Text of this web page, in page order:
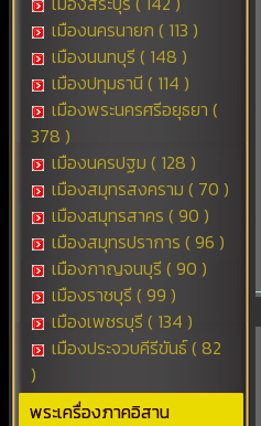
เมืองนครนายก ( 113 )
เมืองนนทบุรี ( 148 )
เมืองปทุมธานี ( 114 )
เมืองพระนครศรีอยุธยา (
378 )
เมืองนครปฐม ( 128 )
เมืองสมุทรสงคราม ( 70 )
เมืองสมุทรสาคร ( 90 )
เมืองสมุทรปราการ ( 96 )
เมืองกาญจนบุรี ( 90 )
เมืองราชบุรี ( 99 )
เมืองเพชรบุรี ( 134 )
เมืองประจวบคีรีขันธ์ ( 82
)
พระเครื่องภาคอิสาน